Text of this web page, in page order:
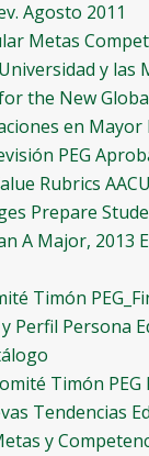
Agosto 2011
Metas
y las
the New
en Mayor
PEG
Rubrics
Prepare
A Major, 2013
Timón
Perfil Persona
Timón PEG
Tendencias
y